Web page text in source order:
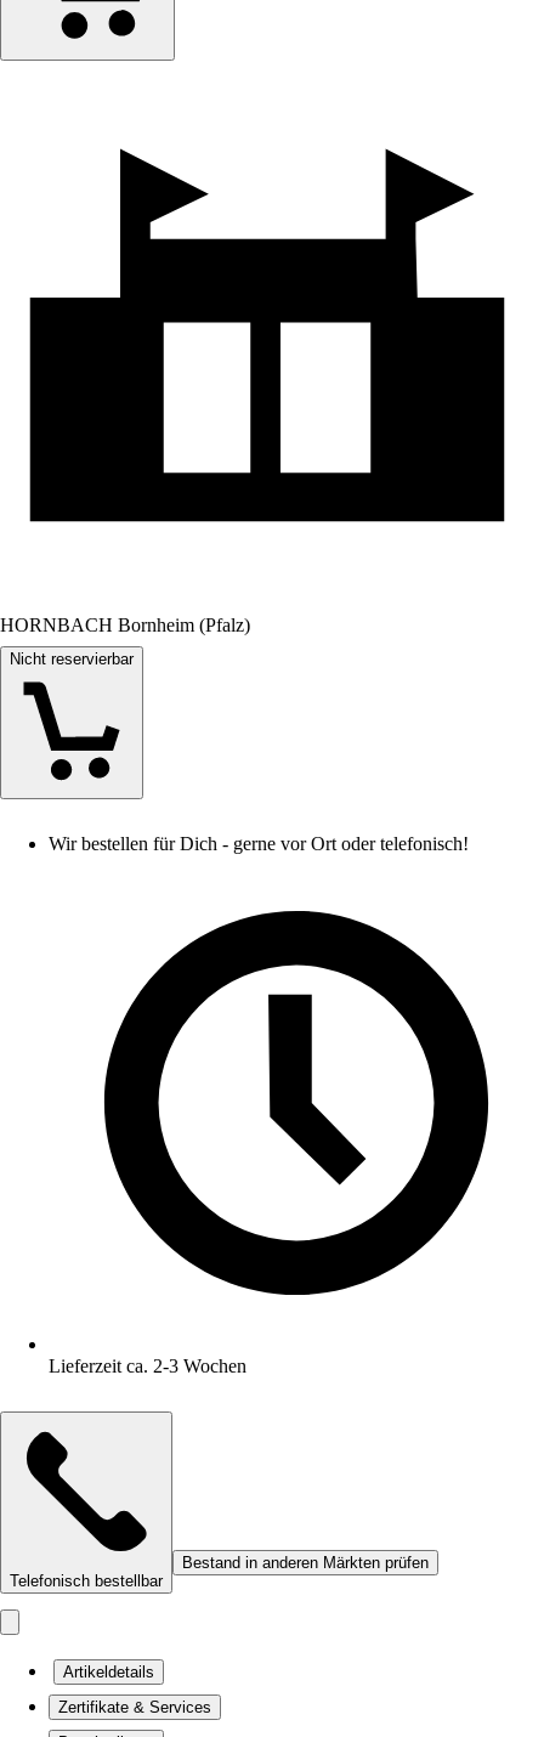
HORNBACH Bornheim (Pfalz)
Nicht reservierbar
Wir bestellen für Dich - gerne vor Ort oder telefonisch!
Lieferzeit ca. 2-3 Wochen
Telefonisch bestellbar
Bestand in anderen Märkten prüfen
Artikeldetails
Zertifikate & Services